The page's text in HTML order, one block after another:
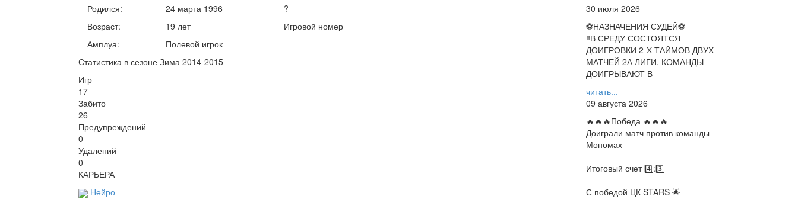
Родился:
Возраст:
Амплуа:
24 марта 1996
19 лет
Полевой игрок
?
Игровой номер
Статистика в сезоне Зима 2014-2015
Игр
17
Забито
26
Предупреждений
0
Удалений
0
КАРЬЕРА
Нейро
30 июля 2026
⚽НАЗНАЧЕНИЯ СУДЕЙ⚽
‼В СРЕДУ СОСТОЯТСЯ
ДОИГРОВКИ 2-Х ТАЙМОВ ДВУХ
МАТЧЕЙ 2А ЛИГИ. КОМАНДЫ
ДОИГРЫВАЮТ В
читать...
09 августа 2026
🔥🔥🔥Победа 🔥🔥🔥
Доиграли матч против команды
Мономах
Итоговый счет 4️⃣:3️⃣
С победой ЦК STARS 🌟